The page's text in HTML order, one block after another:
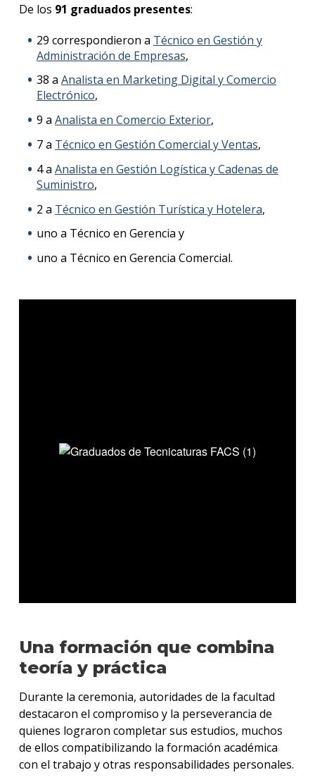
De los 91 graduados presentes:
29 correspondieron a Técnico en Gestión y
Administración de Empresas,
38 a Analista en Marketing Digital y Comercio
Electrónico,
9 a Analista en Comercio Exterior,
7 a Técnico en Gestión Comercial y Ventas,
4 a Analista en Gestión Logística y Cadenas de
Suministro,
2 a Técnico en Gestión Turística y Hotelera,
uno a Técnico en Gerencia y
uno a Técnico en Gerencia Comercial.
Una formación que combina
teoría y práctica
Durante la ceremonia, autoridades de la facultad
destacaron el compromiso y la perseverancia de
quienes lograron completar sus estudios, muchos
de ellos compatibilizando la formación académica
con el trabajo y otras responsabilidades personales.